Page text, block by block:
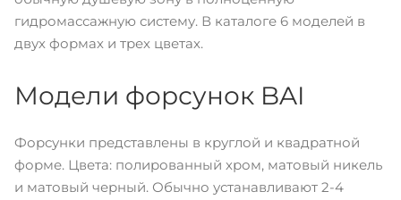
гидромассажную систему. В каталоге 6 моделей в
двух формах и трех цветах.
Модели форсунок BAI
Форсунки представлены в круглой и квадратной
форме. Цвета: полированный хром, матовый никель
и матовый черный. Обычно устанавливают 2-4